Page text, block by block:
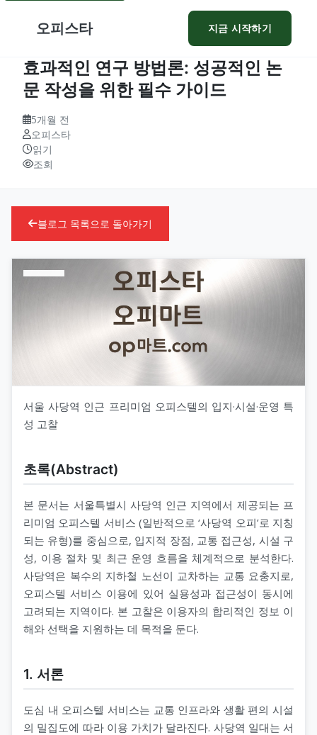
오피스타 지금 시작하기
효과적인 연구 방법론: 성공적인 논
문 작성을 위한 필수 가이드
5개월 전
오피스타
읽기
조회
블로그 목록으로 돌아가기
서울 사당역 인근 프리미엄 오피스텔의 입지·시설·운영 특
성 고찰
초록(Abstract)
본 문서는 서울특별시 사당역 인근 지역에서 제공되는 프
리미엄 오피스텔 서비스 (일반적으로 ‘사당역 오피’로 지칭
되는 유형)를 중심으로, 입지적 장점, 교통 접근성, 시설 구
성, 이용 절차 및 최근 운영 흐름을 체계적으로 분석한다.
사당역은 복수의 지하철 노선이 교차하는 교통 요충지로,
오피스텔 서비스 이용에 있어 실용성과 접근성이 동시에
고려되는 지역이다. 본 고찰은 이용자의 합리적인 정보 이
해와 선택을 지원하는 데 목적을 둔다.
1. 서론
도심 내 오피스텔 서비스는 교통 인프라와 생활 편의 시설
의 밀집도에 따라 이용 가치가 달라진다. 사당역 일대는 서